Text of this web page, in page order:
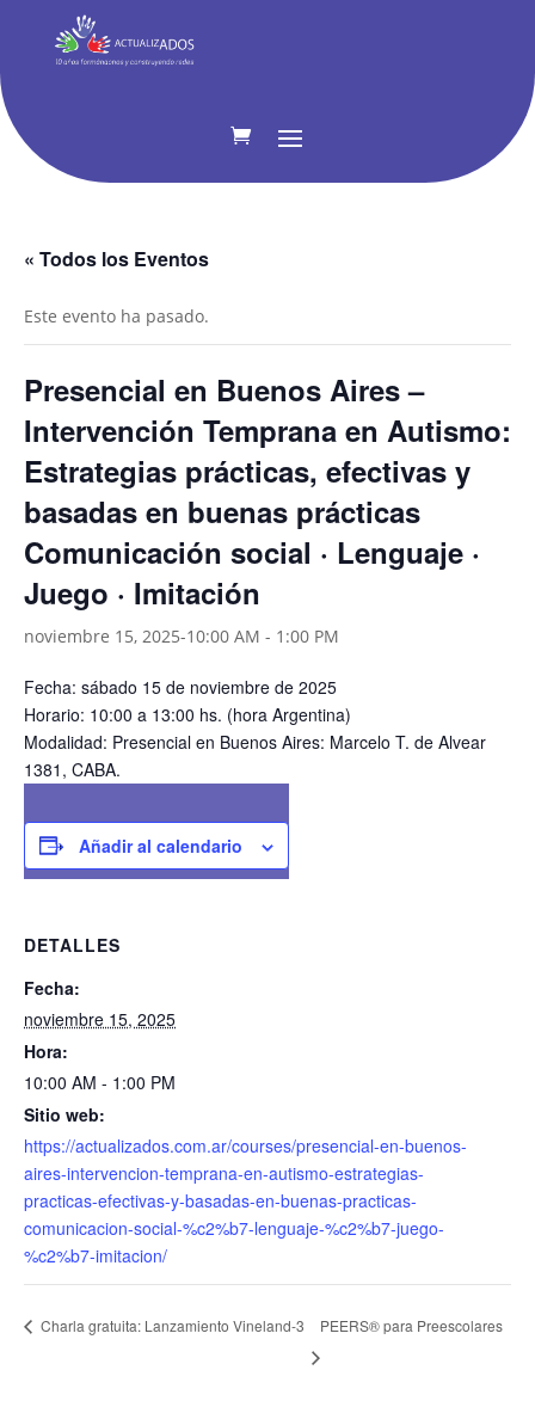
« Todos los Eventos
Este evento ha pasado.
Presencial en Buenos Aires –
Intervención Temprana en Autismo:
Estrategias prácticas, efectivas y
basadas en buenas prácticas
Comunicación social · Lenguaje ·
Juego · Imitación
noviembre 15, 2025-10:00 AM - 1:00 PM
Fecha: sábado 15 de noviembre de 2025
Horario: 10:00 a 13:00 hs. (hora Argentina)
Modalidad: Presencial en Buenos Aires: Marcelo T. de Alvear
1381, CABA.
Añadir al calendario
DETALLES
Fecha:
noviembre 15, 2025
Hora:
10:00 AM - 1:00 PM
Sitio web:
https://actualizados.com.ar/courses/presencial-en-buenos-
aires-intervencion-temprana-en-autismo-estrategias-
practicas-efectivas-y-basadas-en-buenas-practicas-
comunicacion-social-%c2%b7-lenguaje-%c2%b7-juego-
%c2%b7-imitacion/
Charla gratuita: Lanzamiento Vineland-3 PEERS® para Preescolares